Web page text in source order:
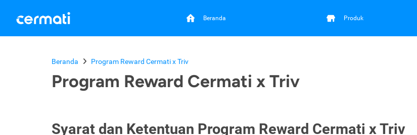
Beranda Produk
Beranda Program Reward Cermati x Triv
Program Reward Cermati x Triv
Syarat dan Ketentuan Program Reward Cermati x Triv